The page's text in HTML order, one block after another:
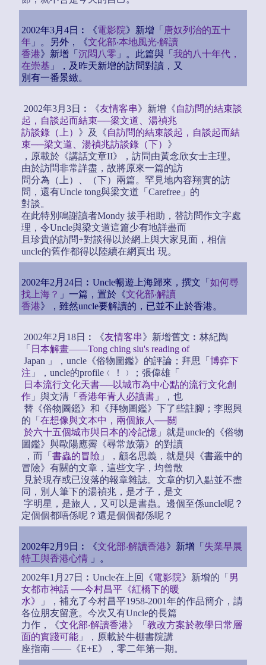
2002年3月4日︰《電影院》新增「 唐奴列治的五十
年 」。另外，《文化部‧本地風光‧解讀
香港》新增「 沉悶八零 」。此篇與「 我的八十年代，
在崇基 」，及昨天新增的訪問對讀，又
別有一番景緻。
2002年3月3日︰《友情客串》新增《自訪問的結束談
起，自談起而結束──梁文道、湯禎兆
訪談錄（上） 》及《自訪問的結束談起，自談起而結
束──梁文道、湯禎兆訪談錄（下） 》
，原載於《講話文章II》，訪問由黃念欣女士主理。
由於訪問非常詳盡，故將原來一篇的訪
問分為（上）、（下）兩篇。罕見地內容翔實的訪
問，還有Uncle tong與梁文道「Carefree」的
對談。
在此特別鳴謝讀者Mondy 拔手相助，替訪問作文字處
理，令Uncle與梁文道這篇少有地詳盡而
且珍貴的訪問+對談得以於網上與大家見面，相信
uncle的舊作都得以陸續在網頁出 現。
2002年2月24日︰Uncle暢遊上海歸來，撰文「 如何尋
找上海？ 」一篇，置於《文化部‧解讀
香港》，雖然uncle要解讀的，已並不止於香港。
2002年2月18日︰《友情客串》新增舊文︰林紀陶
「 日本解畫——Tong ching siu's reading of
Japan 」，uncle《俗物圖鑑》的評論；拜思「 博弈下
注 」，uncle的profile﹙！﹚；張偉雄「
日本流行文化天書──以城市為中心點的流行文化創
作 」與文清「 香港年青人必讀書 」，也
替《俗物圖鑑》和《拜物圖鑑》下了些註腳；李照興
的「 在想像與文本中，兩個旅人──關
於六十五個城市與日本的冷記憶 」就是uncle的《俗物
圖鑑》與歐陽應霽《尋常放蕩》的對讀
，而「 書蟲的冒險 」，顧名思義，就是與《書叢中的
冒險》有關的文章，這些文字，均曾散
見於現存或已沒落的報章雜誌。文章的切入點並不盡
同，別人筆下的湯禎兆，是才子，是文
字明星，是旅人，又可以是書蟲。邊個至係uncle呢？
定個個都唔係呢？還是個個都係呢？
2002年2月9日︰《文化部‧解讀香港》新增「 失業早晨
特工與香港心情 」。
2002年1月27日︰Uncle在上回《電影院》新增的「 男
女都市神話 ──今村昌平《紅橋下的暖
水》
」，補充了今村昌平1958-2001年的作品簡介，請
各位朋友留意。今次又有Uncle的長篇
力作，《文化部‧解讀香港》「 教改方案於教學日常層
面的實踐可能 」，原載於牛棚書院講
座指南 ——《E+E》，零二年第一期。